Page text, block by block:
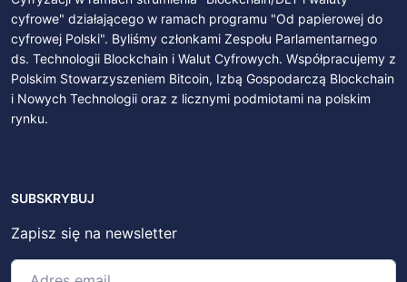
cyfrowe" działającego w ramach programu "Od papierowej do
cyfrowej Polski". Byliśmy członkami Zespołu Parlamentarnego
ds. Technologii Blockchain i Walut Cyfrowych. Współpracujemy z
Polskim Stowarzyszeniem Bitcoin, Izbą Gospodarczą Blockchain
i Nowych Technologii oraz z licznymi podmiotami na polskim
rynku.
SUBSKRYBUJ
Zapisz się na newsletter